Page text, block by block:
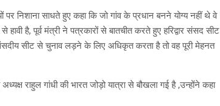
निशाना साधते हुए कहा कि जो गांव के प्रधान बनने योग्य नहीं थे वे
है, पूर्व मंत्री ने पत्रकारों से बातचीत करते हुए हरिद्वार संसद सीट
सीट से चुनाव लड़ने के लिए अधिकृत करता है तो वह पूरी मेहनत
राहुल गांधी की भारत जोड़ो यात्रा से बौखला गई है ,उन्होंने कहा